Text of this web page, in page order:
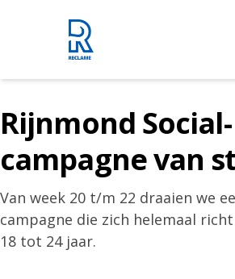
Rijnmond Reclame
Rijnmond Social-
campagne van
Van week 20 t/m 22 draaien we
campagne die zich helemaal
18 tot 24 jaar.